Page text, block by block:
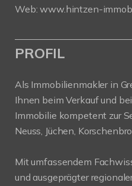
Web:www.hintzen-
PROFIL
Als Immobilienmakler in
Ihnen beim Verkauf und
Immobilie kompetent zur
Neuss, Jüchen,
Mit umfassendem
und ausgeprägter